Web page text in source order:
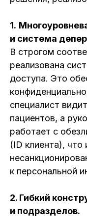
1.
и система
В строгом
реализована
доступа. Это
специалист
пациентов, а
работает с
(ID клиента), что
к персональной
2. Гибкий
и подразделов.